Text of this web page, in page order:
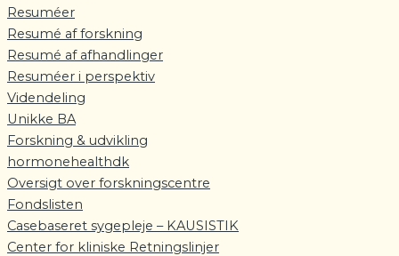
Resuméer
Resumé af forskning
Resumé af afhandlinger
Resuméer i perspektiv
Videndeling
Unikke BA
Forskning & udvikling
hormonehealthdk
Oversigt over forskningscentre
Fondslisten
Casebaseret sygepleje – KAUSISTIK
Center for kliniske Retningslinjer